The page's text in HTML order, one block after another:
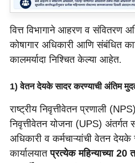
वित्त विभागाने आहरण व संवितरण
कोषागार अधिकारी आणि संबंधित
कालमर्यादा निश्चित केल्या आहेत.
1) वेतन देयके सादर करण्याची अंतिम
राष्ट्रीय निवृत्तीवेतन प्रणाली
निवृत्तीवेतन योजना (UPS) अंतर्गत
अधिकारी व कर्मचाऱ्यांची वेतन देयके
कार्यालयातप्रत्येक महिन्याच्या 20